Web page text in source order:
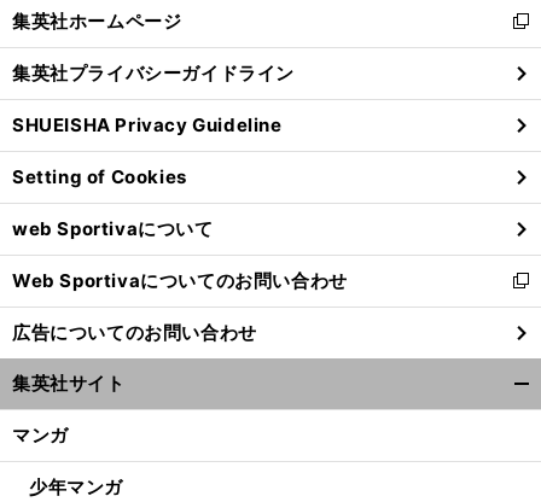
前
へ
閉
る
集英社ホームページ
新
し
い
ウ
ィ
ン
ド
ウ
で
開
く
集英社プライバシーガイドライン
SHUEISHA Privacy Guideline
Setting of Cookies
web Sportivaについて
Web Sportivaについてのお問い合わせ
新
し
い
ウ
ィ
ン
ウ
広告についてのお問い合わせ
集英社サイト
マンガ
少年マンガ